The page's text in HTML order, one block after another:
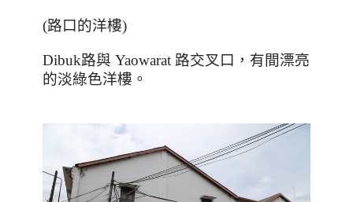
(路口的洋樓)
Dibuk路與 Yaowarat 路交叉口，有間漂亮
的淡綠色洋樓。